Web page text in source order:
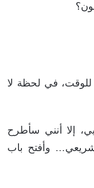
للوقت، في لحظة لا
إلا أنني سأطرح
وأفتح باب